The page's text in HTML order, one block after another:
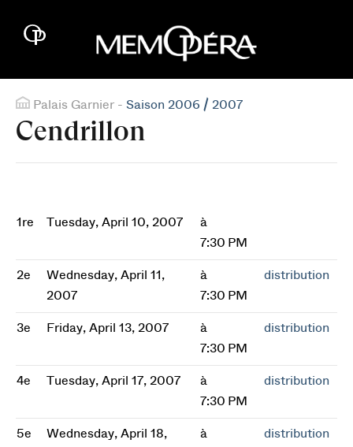
Palais Garnier - Saison 2006 / 2007
Cendrillon
1re Tuesday, April 10, 2007
à
7:30 PM
2e
Wednesday, April 11,
2007
à
7:30 PM
distribution
3e Friday, April 13, 2007
à
7:30 PM
distribution
4e Tuesday, April 17, 2007
à
7:30 PM
distribution
5e
Wednesday, April 18,
à
distribution